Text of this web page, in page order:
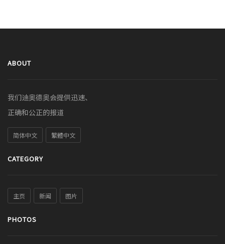
ABOUT
我们迪奥德奥会提供迅速、
正确和公正的报道
简体中文 繁體中文
CATEGORY
主页 新闻 图片
PHOTOS